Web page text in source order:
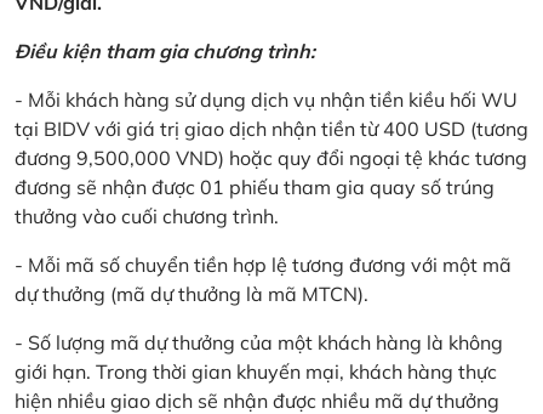
Điều kiện tham gia chương trình:
- Mỗi khách hàng sử dụng dịch vụ nhận tiền kiều hối WU
tại BIDV với giá trị giao dịch nhận tiền từ 400 USD (tương
đương 9,500,000 VND) hoặc quy đổi ngoại tệ khác tương
đương sẽ nhận được 01 phiếu tham gia quay số trúng
thưởng vào cuối chương trình.
- Mỗi mã số chuyển tiền hợp lệ tương đương với một mã
dự thưởng (mã dự thưởng là mã MTCN).
- Số lượng mã dự thưởng của một khách hàng là không
giới hạn. Trong thời gian khuyến mại, khách hàng thực
hiện nhiều giao dịch sẽ nhận được nhiều mã dự thưởng